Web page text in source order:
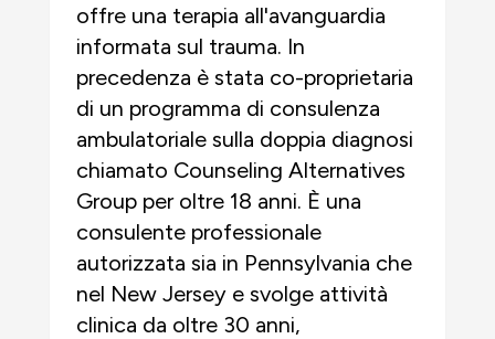
offre una terapia all'avanguardia
informata sul trauma. In
precedenza è stata co-proprietaria
di un programma di consulenza
ambulatoriale sulla doppia diagnosi
chiamato Counseling Alternatives
Group per oltre 18 anni. È una
consulente professionale
autorizzata sia in Pennsylvania che
nel New Jersey e svolge attività
clinica da oltre 30 anni,